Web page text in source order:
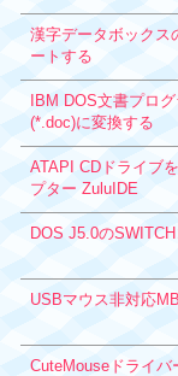
漢字データボックス
ートする
IBM DOS文書プロ
(*.doc)に変換する
ATAPI CDドライブ
プター ZuluIDE
DOS J5.0の
USBマウス非対応
CuteMouseドライ